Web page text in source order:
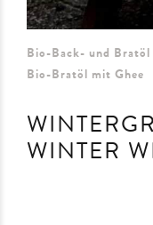
Bio-Back- und Bratöl
Bio-Bratöl mit Ghee
WINTER